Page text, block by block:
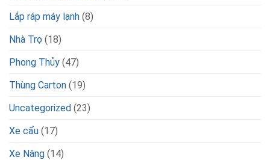
Lắp ráp máy lạnh (8)
Nhà Trọ (18)
Phong Thủy (47)
Thùng Carton (19)
Uncategorized (23)
Xe cẩu (17)
Xe Nâng (14)